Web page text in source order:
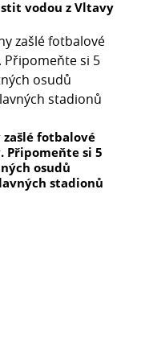
vodou z Vltavy
zašlé fotbalové
Připomeňte si 5
osudů
stadionů